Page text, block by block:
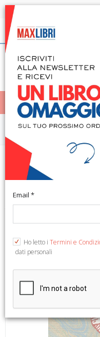
Spedizione in
Italiano
< Home
MENÙ
Arte antica
1999; br., pp. 128, 400 ill.
Arte Antica).
Email *
Ho letto i Termini e
dati personali